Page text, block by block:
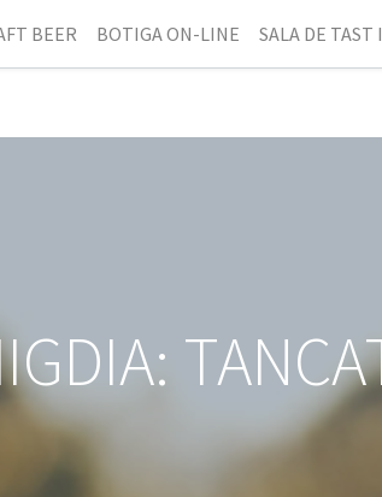
BEER BOTIGA ON-LINE SALA DE TAST